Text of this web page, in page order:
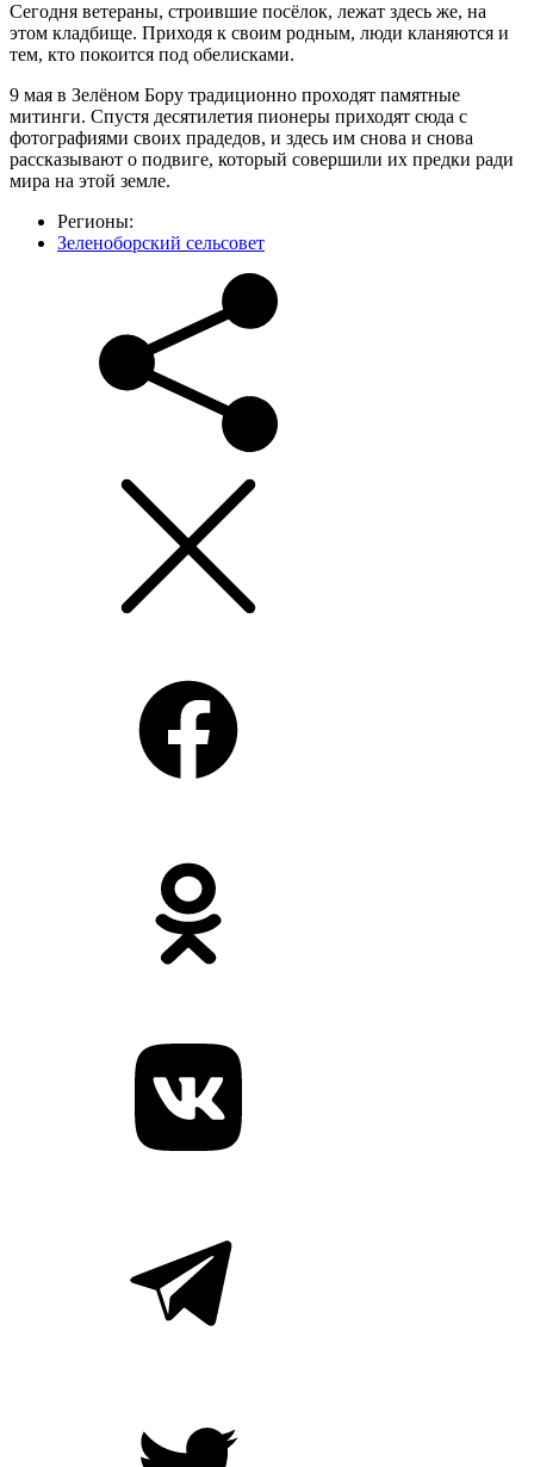
Сегодня ветераны, строившие посёлок, лежат здесь же, на
этом кладбище. Приходя к своим родным, люди кланяются и
тем, кто покоится под обелисками.
9 мая в Зелёном Бору традиционно проходят памятные
митинги. Спустя десятилетия пионеры приходят сюда с
фотографиями своих прадедов, и здесь им снова и снова
рассказывают о подвиге, который совершили их предки ради
мира на этой земле.
Регионы:
Зеленоборский сельсовет